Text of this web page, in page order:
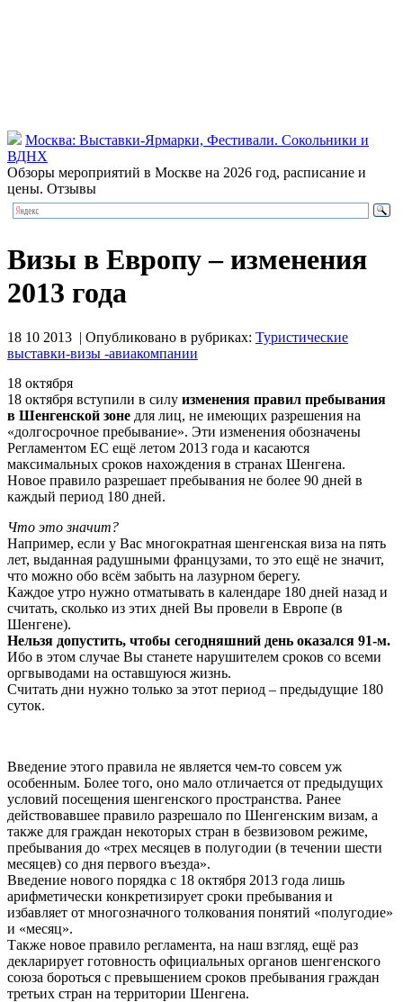
Москва: Выставки-Ярмарки, Фестивали. Сокольники и
ВДНХ
Обзоры мероприятий в Москве на 2026 год, расписание и
цены. Отзывы
Визы в Европу – изменения
2013 года
18 10 2013 | Опубликовано в рубриках: Туристические
выставки-визы -авиакомпании
18 октября
18 октября вступили в силу изменения правил пребывания
в Шенгенской зоне для лиц, не имеющих разрешения на
«долгосрочное пребывание». Эти изменения обозначены
Регламентом ЕС ещё летом 2013 года и касаются
максимальных сроков нахождения в странах Шенгена.
Новое правило разрешает пребывания не более 90 дней в
каждый период 180 дней.
Что это значит?
Например, если у Вас многократная шенгенская виза на пять
лет, выданная радушными французами, то это ещё не значит,
что можно обо всём забыть на лазурном берегу.
Каждое утро нужно отматывать в календаре 180 дней назад и
считать, сколько из этих дней Вы провели в Европе (в
Шенгене).
Нельзя допустить, чтобы сегодняшний день оказался 91-м.
Ибо в этом случае Вы станете нарушителем сроков со всеми
оргвыводами на оставшуюся жизнь.
Считать дни нужно только за этот период – предыдущие 180
суток.
Введение этого правила не является чем-то совсем уж
особенным. Более того, оно мало отличается от предыдущих
условий посещения шенгенского пространства. Ранее
действовавшее правило разрешало по Шенгенским визам, а
также для граждан некоторых стран в безвизовом режиме,
пребывания до «трех месяцев в полугодии (в течении шести
месяцев) со дня первого въезда».
Введение нового порядка с 18 октября 2013 года лишь
арифметически конкретизирует сроки пребывания и
избавляет от многозначного толкования понятий «полугодие»
и «месяц».
Также новое правило регламента, на наш взгляд, ещё раз
декларирует готовность официальных органов шенгенского
союза бороться с превышением сроков пребывания граждан
третьих стран на территории Шенгена.